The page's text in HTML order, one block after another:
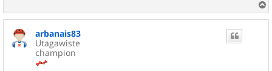
a
arbanais83
Utagawiste
champion